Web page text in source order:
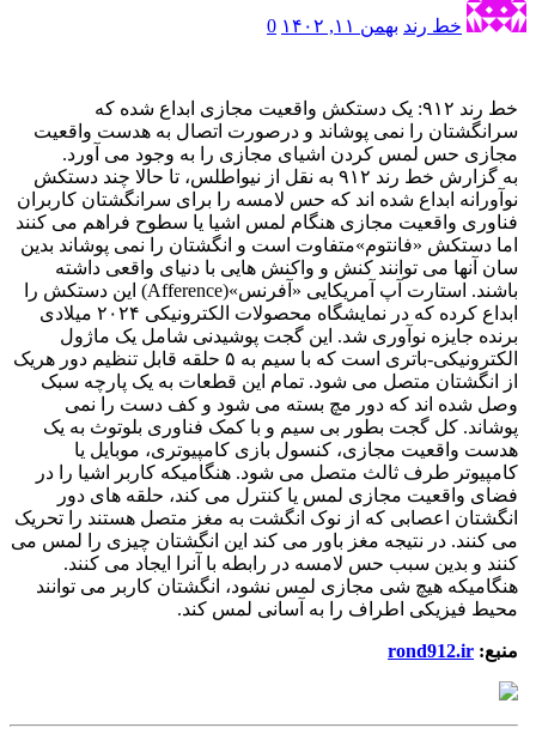
خط رند بهمن ۱۱, ۱۴۰۲ 0
خط رند ۹۱۲: یک دستکش واقعیت مجازی ابداع شده که
سرانگشتان را نمی پوشاند و درصورت اتصال به هدست واقعیت
مجازی حس لمس کردن اشیای مجازی را به وجود می آورد.
به گزارش خط رند ۹۱۲ به نقل از نیواطلس، تا حالا چند دستکش
نوآورانه ابداع شده اند که حس لامسه را برای سرانگشتان کاربران
فناوری واقعیت مجازی هنگام لمس اشیا یا سطوح فراهم می کنند
اما دستکش «فانتوم»متفاوت است و انگشتان را نمی پوشاند بدین
سان آنها می توانند کنش و واکنش هایی با دنیای واقعی داشته
باشند. استارت آپ آمریکایی «آفرنس»(Afference) این دستکش را
ابداع کرده که در نمایشگاه محصولات الکترونیکی ۲۰۲۴ میلادی
برنده جایزه نوآوری شد. این گجت پوشیدنی شامل یک ماژول
الکترونیکی-باتری است که با سیم به ۵ حلقه قابل تنظیم دور هریک
از انگشتان متصل می شود. تمام این قطعات به یک پارچه سبک
وصل شده اند که دور مچ بسته می شود و کف دست را نمی
پوشاند. کل گجت بطور بی سیم و با کمک فناوری بلوتوث به یک
هدست واقعیت مجازی، کنسول بازی کامپیوتری، موبایل یا
کامپیوتر طرف ثالث متصل می شود. هنگامیکه کاربر اشیا را در
فضای واقعیت مجازی لمس یا کنترل می کند، حلقه های دور
انگشتان اعصابی که از نوک انگشت به مغز متصل هستند را تحریک
می کنند. در نتیجه مغز باور می کند این انگشتان چیزی را لمس می
کنند و بدین سبب حس لامسه در رابطه با آنرا ایجاد می کنند.
هنگامیکه هیچ شی مجازی لمس نشود، انگشتان کاربر می توانند
محیط فیزیکی اطراف را به آسانی لمس کند.
منبع: rond912.ir